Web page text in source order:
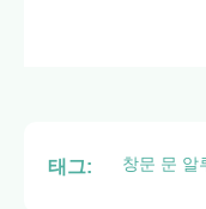
태그: 창문 문 알